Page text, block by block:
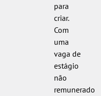
para
criar.
Com
uma
vaga de
estágio
não
remunerado